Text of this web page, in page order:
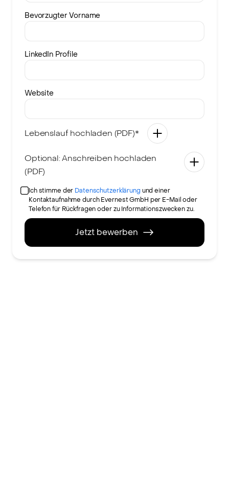
Bevorzugter Vorname
LinkedIn Profile
Website
Lebenslauf hochladen (PDF)*
Optional: Anschreiben hochladen
(PDF)
Ich stimme der Datenschutzerklärung und einer
Kontaktaufnahme durch Evernest GmbH per E-Mail oder
Telefon für Rückfragen oder zu Informationszwecken zu.
Jetzt bewerben